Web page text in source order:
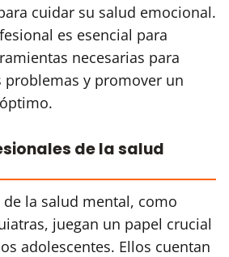
cuidar su salud emocional.
es esencial para
necesarias para
problemas y promover un
de la salud
la salud mental, como
juegan un papel crucial
adolescentes. Ellos cuentan